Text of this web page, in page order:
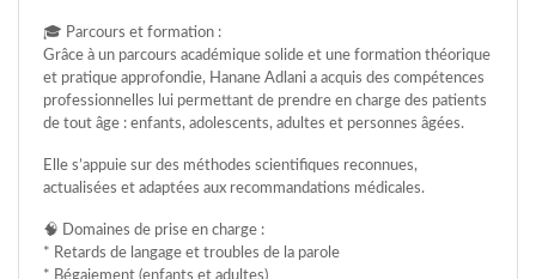
bégaiement, etc.)
✨ Avantages du suivi à domicile :
Un cadre rassurant pour le patient
Une meilleure implication de la famille
En effet, nous appliquons un protocole clinique personnalisé,
adapté à chaque patient, quel que soit l’âge.
🎓 Parcours et formation :
Grâce à un parcours académique solide et une formation théorique
et pratique approfondie, Hanane Adlani a acquis des compétences
professionnelles lui permettant de prendre en charge des patients
de tout âge : enfants, adolescents, adultes et personnes âgées.
Elle s’appuie sur des méthodes scientifiques reconnues,
actualisées et adaptées aux recommandations médicales.
🧠 Domaines de prise en charge :
* Retards de langage et troubles de la parole
* Bégaiement (enfants et adultes)